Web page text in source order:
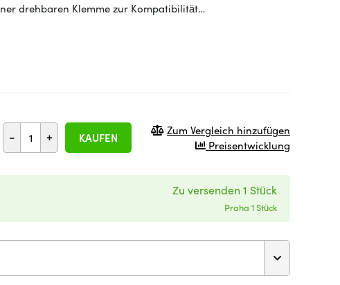
drehbaren Klemme zur Kompatibilität…
- + KAUFEN
Zum Vergleich hinzufügen
Preisentwicklung
Zu versenden 1 Stück
Praha 1 Stück